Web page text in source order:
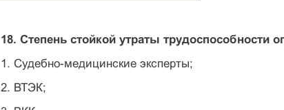
18. Степень стойкой утраты трудоспособности
1. Судебно-медицинские эксперты;
2. ВТЭК;